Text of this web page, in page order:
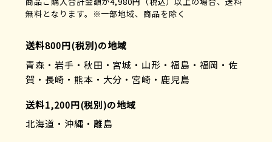
無料となります。※一部地域、商品を除く
送料800円(税別)の地域
青森・岩手・秋田・宮城・山形・福島・福岡・佐
賀・長崎・熊本・大分・宮崎・鹿児島
送料1,200円(税別)の地域
北海道・沖縄・離島